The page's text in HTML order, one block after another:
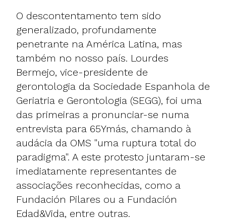
O descontentamento tem sido
generalizado, profundamente
penetrante na América Latina, mas
também no nosso país. Lourdes
Bermejo, vice-presidente de
gerontologia da Sociedade Espanhola de
Geriatria e Gerontologia (SEGG), foi uma
das primeiras a pronunciar-se numa
entrevista para 65Ymás, chamando à
audácia da OMS "uma ruptura total do
paradigma". A este protesto juntaram-se
imediatamente representantes de
associações reconhecidas, como a
Fundación Pilares ou a Fundación
Edad&Vida, entre outras.